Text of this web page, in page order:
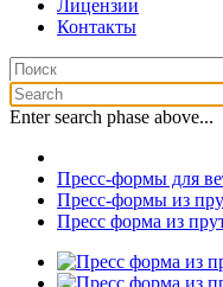
Лицензии
Контакты
Enter search phase above...
Пресс-формы для
Пресс-формы из
Пресс форма из